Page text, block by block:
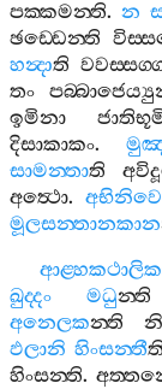
පක‍්කමන‍්ති. න
ඡඩ‍්ඩෙන‍්ති
හන්‍දාති
තං
ඉමිනා
දිසාකාකං.
සාමන‍්තාති
අත්‍ථො.
මූලසන‍්තානකාන
ඛුද‍්දං
මධුන‍්ති
අනෙලකන‍්ති
ඵලානි හිංසන‍්තීති
හිංසන‍්ති.